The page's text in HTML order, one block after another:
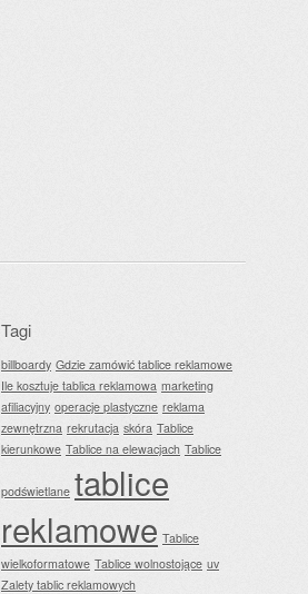
Tagi
billboardy Gdzie zamówić tablice reklamowe
Ile kosztuje tablica reklamowa marketing
afiliacyjny operacje plastyczne reklama
zewnętrzna rekrutacja skóra Tablice
kierunkowe Tablice na elewacjach Tablice
podświetlane tablice
reklamowe Tablice
wielkoformatowe Tablice wolnostojące uv
Zalety tablic reklamowych